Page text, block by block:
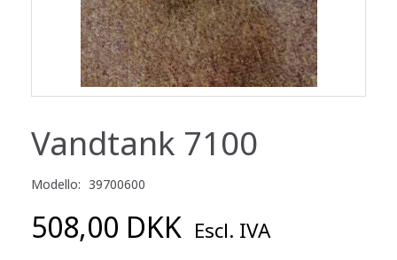
Vandtank 7100
Modello: 39700600
508,00 DKK Escl. IVA